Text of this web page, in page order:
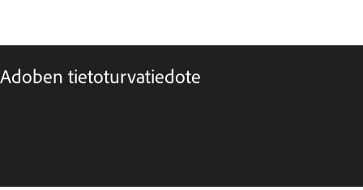
Adoben tietoturvatiedote